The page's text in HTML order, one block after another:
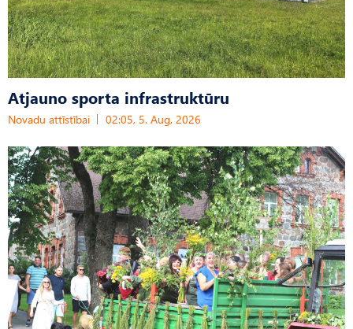
Atjauno sporta infrastruktūru
Novadu attīstībai 02:05, 5. Aug, 2026